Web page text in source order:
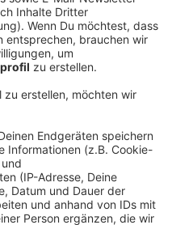
Ansgar Borgmann,